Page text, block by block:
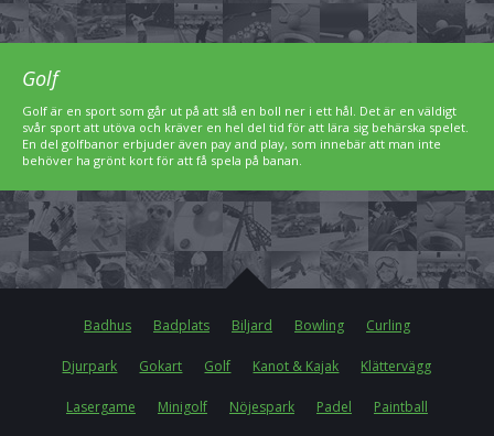
Golf
Golf är en sport som går ut på att slå en boll ner i ett hål. Det är en väldigt
svår sport att utöva och kräver en hel del tid för att lära sig behärska spelet.
En del golfbanor erbjuder även pay and play, som innebär att man inte
behöver ha grönt kort för att få spela på banan.
Badhus Badplats Biljard Bowling Curling
Djurpark Gokart Golf Kanot & Kajak Klättervägg
Lasergame Minigolf Nöjespark Padel Paintball